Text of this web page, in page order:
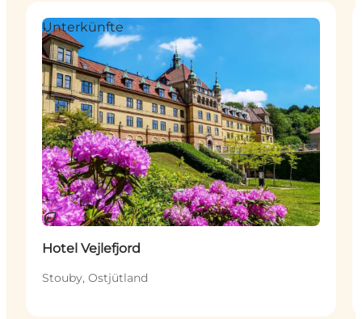
Nachhaltig
Unterkünfte
Hotel Vejlefjord
Stouby, Ostjütland